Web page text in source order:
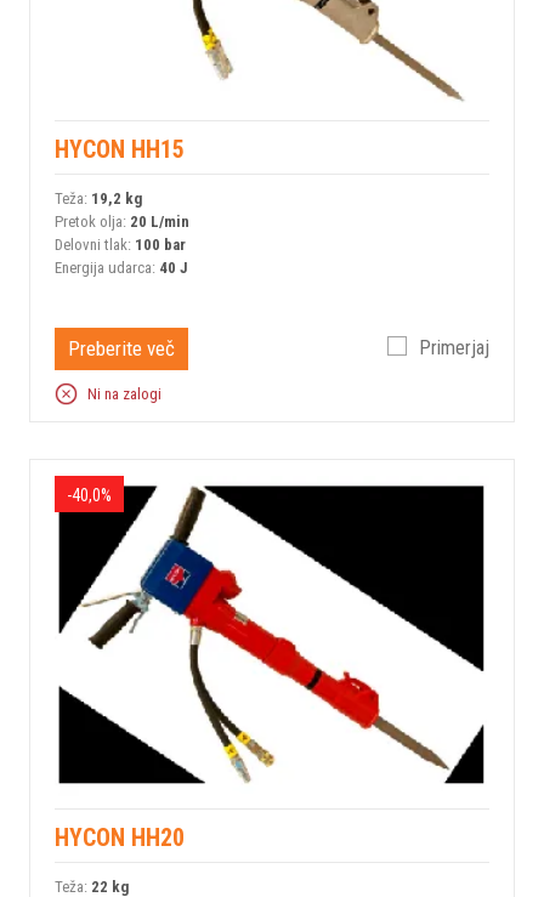
HYCON HH15
Teža: 19,2 kg
Pretok olja: 20 L/min
Delovni tlak: 100 bar
Energija udarca: 40 J
Preberite več Primerjaj
Ni na zalogi
-40,0%
HYCON HH20
Teža: 22 kg